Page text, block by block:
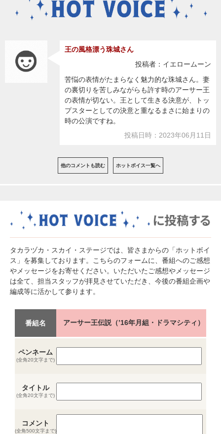
王の風格漂う珠城さん
投稿者：イエロームーン
苦悩の表情がたまらなく魅力的な珠城さん。妻
の裏切りを苦しみながらも許す時のアーサー王
の表情が切ない。王として生きる決意が、トッ
プスターとしての決意と重なるまさに始まりの
時の公演ですね。
投稿日時：2023年06月11日
他のコメントも読む ホットボイス一覧へ
タカラヅカ・スカイ・ステージでは、皆さまからの「ホットボイ
ス」を募集しております。こちらのフォームに、番組へのご感想
やメッセージをお寄せください。いただいたご感想やメッセージ
は全て、担当スタッフが拝見させていただき、今後の番組企画や
編成等に活かして参ります。
番組名 アーサー王伝説（’16年月組・ドラマシティ）
ペンネーム
(全角20文字まで)
タイトル
(全角20文字まで)
コメント
(全角500文字まで)